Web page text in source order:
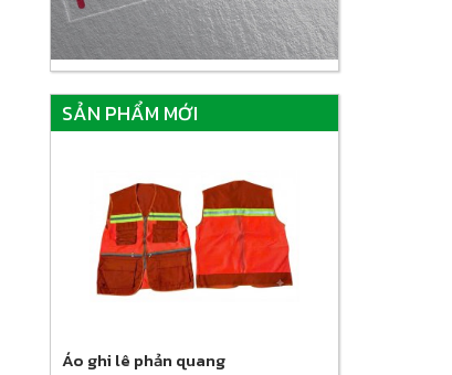
SẢN PHẨM MỚI
Áo ghi lê phản quang